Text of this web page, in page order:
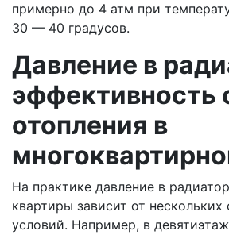
примерно до 4 атм при
30 — 40 градусов.
Давление в
эффективность
отопления в
На практике давление в
квартиры зависит от нескольких
условий. Например, в